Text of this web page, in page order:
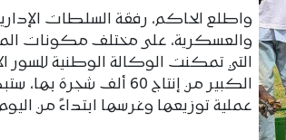
واطلع الحاكم، رفقة السلطات
والعسكرية، على مختلف مكونات
التي تمكنت الوكالة الوطنية للسور
الكبير من إنتاج 60 ألف شجرة بها،
عملية توزيعها وغرسها ابتداءً من